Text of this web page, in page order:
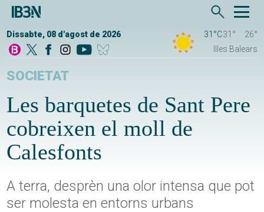
Dissabte, 08 d'agost de 2026 31°C31°
26°
Illes Balears
SOCIETAT
Les barquetes de Sant Pere
cobreixen el moll de
Calesfonts
A terra, desprèn una olor intensa que pot
ser molesta en entorns urbans